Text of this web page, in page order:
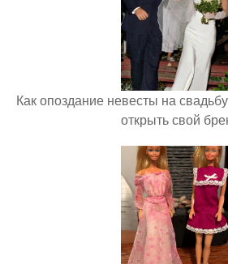
Как опоздание невесты на
открыть свой